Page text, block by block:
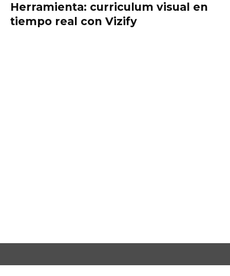
Herramienta: curriculum visual en
tiempo real con Vizify